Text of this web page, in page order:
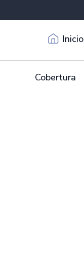
Inicio
Cobertura